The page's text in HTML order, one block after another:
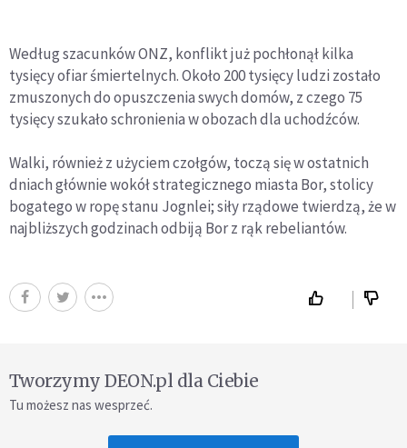
Według szacunków ONZ, konflikt już pochłonął kilka
tysięcy ofiar śmiertelnych. Około 200 tysięcy ludzi zostało
zmuszonych do opuszczenia swych domów, z czego 75
tysięcy szukało schronienia w obozach dla uchodźców.
Walki, również z użyciem czołgów, toczą się w ostatnich
dniach głównie wokół strategicznego miasta Bor, stolicy
bogatego w ropę stanu Jognlei; siły rządowe twierdzą, że w
najbliższych godzinach odbiją Bor z rąk rebeliantów.
Tworzymy DEON.pl dla Ciebie
Tu możesz nas wesprzeć.